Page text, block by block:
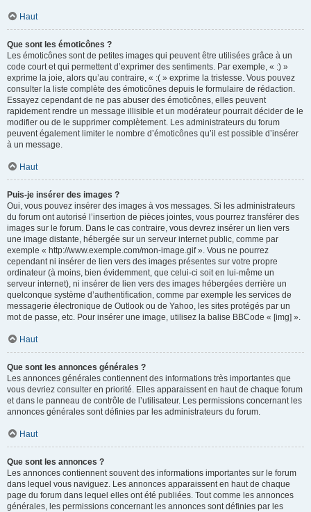
Haut
Que sont les émoticônes ?
Les émoticônes sont de petites images qui peuvent être utilisées grâce à un
code court et qui permettent d’exprimer des sentiments. Par exemple, « :) »
exprime la joie, alors qu’au contraire, « :( » exprime la tristesse. Vous pouvez
consulter la liste complète des émoticônes depuis le formulaire de rédaction.
Essayez cependant de ne pas abuser des émoticônes, elles peuvent
rapidement rendre un message illisible et un modérateur pourrait décider de le
modifier ou de le supprimer complètement. Les administrateurs du forum
peuvent également limiter le nombre d’émoticônes qu’il est possible d’insérer
à un message.
Haut
Puis-je insérer des images ?
Oui, vous pouvez insérer des images à vos messages. Si les administrateurs
du forum ont autorisé l’insertion de pièces jointes, vous pourrez transférer des
images sur le forum. Dans le cas contraire, vous devrez insérer un lien vers
une image distante, hébergée sur un serveur internet public, comme par
exemple « http://www.exemple.com/mon-image.gif ». Vous ne pourrez
cependant ni insérer de lien vers des images présentes sur votre propre
ordinateur (à moins, bien évidemment, que celui-ci soit en lui-même un
serveur internet), ni insérer de lien vers des images hébergées derrière un
quelconque système d’authentification, comme par exemple les services de
messagerie électronique de Outlook ou de Yahoo, les sites protégés par un
mot de passe, etc. Pour insérer une image, utilisez la balise BBCode « [img] ».
Haut
Que sont les annonces générales ?
Les annonces générales contiennent des informations très importantes que
vous devriez consulter en priorité. Elles apparaissent en haut de chaque forum
et dans le panneau de contrôle de l’utilisateur. Les permissions concernant les
annonces générales sont définies par les administrateurs du forum.
Haut
Que sont les annonces ?
Les annonces contiennent souvent des informations importantes sur le forum
dans lequel vous naviguez. Les annonces apparaissent en haut de chaque
page du forum dans lequel elles ont été publiées. Tout comme les annonces
générales, les permissions concernant les annonces sont définies par les